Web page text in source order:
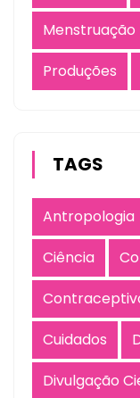
Menstruação
Produções
TAGS
Antropologia
Ciência
Cuidados
Divulgação